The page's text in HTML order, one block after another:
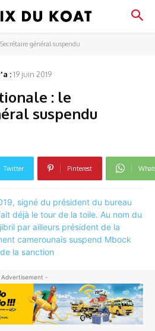
général suspendu
:19 juin 2019
: le
suspendu
Twitter Pinterest
-